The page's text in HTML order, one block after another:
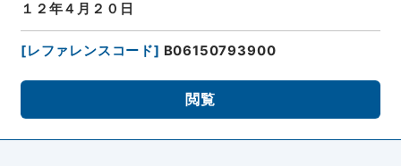
１２年４月２０日
[レファレンスコード] B06150793900
閲覧